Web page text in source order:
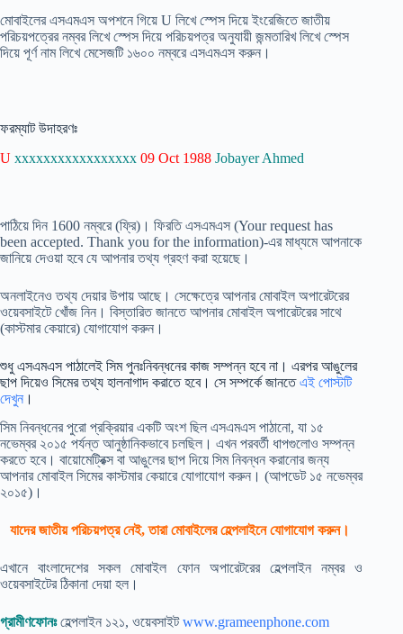
মোবাইলের এসএমএস অপশনে গিয়ে U লিখে স্পেস দিয়ে ইংরেজিতে জাতীয়
পরিচয়পত্রের নম্বর লিখে স্পেস দিয়ে পরিচয়পত্র অনুযায়ী জন্মতারিখ লিখে স্পেস
দিয়ে পূর্ণ নাম লিখে মেসেজটি ১৬০০ নম্বরে এসএমএস করুন।
ফরম্যাট উদাহরণঃ
U xxxxxxxxxxxxxxxxx 09 Oct 1988 Jobayer Ahmed
পাঠিয়ে দিন 1600 নম্বরে (ফ্রি)। ফিরতি এসএমএস (Your request has
been accepted. Thank you for the information)-এর মাধ্যমে আপনাকে
জানিয়ে দেওয়া হবে যে আপনার তথ্য গ্রহণ করা হয়েছে।
অনলাইনেও তথ্য দেয়ার উপায় আছে। সেক্ষেত্রে আপনার মোবাইল অপারেটরের
ওয়েবসাইটে খোঁজ নিন। বিস্তারিত জানতে আপনার মোবাইল অপারেটরের সাথে
(কাস্টমার কেয়ারে) যোগাযোগ করুন।
শুধু এসএমএস পাঠালেই সিম পুনঃনিবন্ধনের কাজ সম্পন্ন হবে না। এরপর আঙুলের
ছাপ দিয়েও সিমের তথ্য হালনাগাদ করাতে হবে। সে সম্পর্কে জানতেএই পোস্টটি
দেখুন ।
সিম নিবন্ধনের পুরো প্রক্রিয়ার একটি অংশ ছিল এসএমএস পাঠানো, যা ১৫
নভেম্বর ২০১৫ পর্যন্ত আনুষ্ঠানিকভাবে চলছিল। এখন পরবর্তী ধাপগুলোও সম্পন্ন
করতে হবে। বায়োমেট্রিক্স বা আঙুলের ছাপ দিয়ে সিম নিবন্ধন করানোর জন্য
আপনার মোবাইল সিমের কাস্টমার কেয়ারে যোগাযোগ করুন। (আপডেট ১৫ নভেম্বর
২০১৫)।
যাদের জাতীয় পরিচয়পত্র নেই, তারা মোবাইলের হেল্পলাইনে যোগাযোগ করুন।
এখানে বাংলাদেশের সকল মোবাইল ফোন অপারেটরের হেল্পলাইন নম্বর ও
ওয়েবসাইটের ঠিকানা দেয়া হল।
গ্রামীণফোনঃহেল্পলাইন ১২১, ওয়েবসাইটwww.grameenphone.com